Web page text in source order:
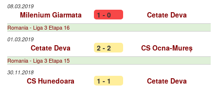
08.03.2019
Milenium Giarmata 1 - 0 Cetate Deva
Romania - Liga 3 Etapa 16
01.03.2019
Cetate Deva 2 - 2 CS Ocna-Mureș
Romania - Liga 3 Etapa 15
30.11.2018
CS Hunedoara 1 - 1 Cetate Deva